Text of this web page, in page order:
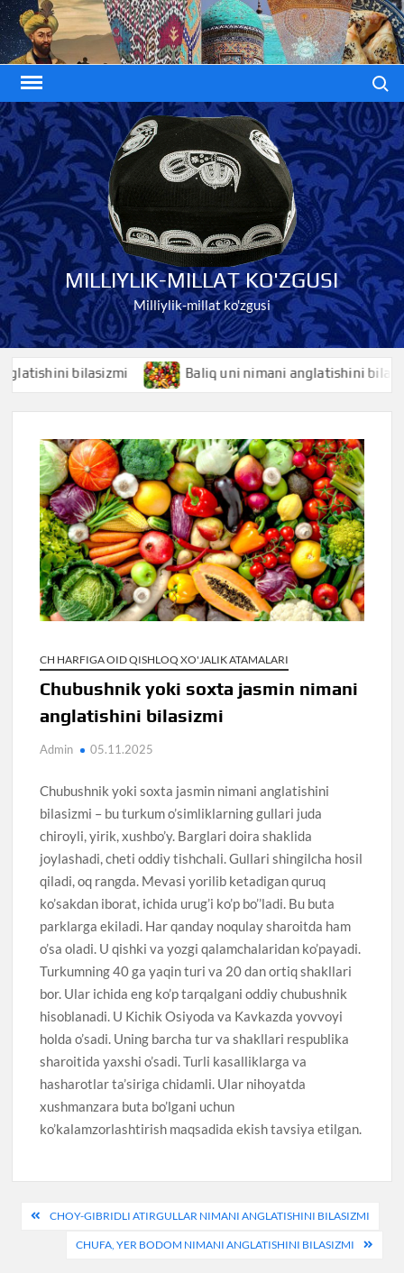
Skip
to
content
MILLIYLIK-MILLAT KO'ZGUSI
Milliylik-millat ko'zgusi
bilasizmi Baliq uni nimani anglatishini bilasizmi
CH HARFIGA OID QISHLOQ XO'JALIK ATAMALARI
Chubushnik yoki soxta jasmin nimani
anglatishini bilasizmi
Admin 05.11.2025
Chubushnik yoki soxta jasmin nimani anglatishini
bilasizmi – bu turkum o’simliklarning gullari juda
chiroyli, yirik, xushbo’y. Barglari doira shaklida
joylashadi, cheti oddiy tishchali. Gullari shingilcha hosil
qiladi, oq rangda. Mevasi yorilib ketadigan quruq
ko’sakdan iborat, ichida urug’i ko’p bo’’ladi. Bu buta
parklarga ekiladi. Har qanday noqulay sharoitda ham
o’sa oladi. U qishki va yozgi qalamchalaridan ko’payadi.
Turkumning 40 ga yaqin turi va 20 dan ortiq shakllari
bor. Ular ichida eng ko’p tarqalgani oddiy chubushnik
hisoblanadi. U Kichik Osiyoda va Kavkazda yovvoyi
holda o’sadi. Uning barcha tur va shakllari respublika
sharoitida yaxshi o’sadi. Turli kasalliklarga va
hasharotlar ta’siriga chidamli. Ular nihoyatda
xushmanzara buta bo’lgani uchun
ko’kalamzorlashtirish maqsadida ekish tavsiya etilgan.
Post
menyusi
CHOY-GIBRIDLI ATIRGULLAR NIMANI ANGLATISHINI BILASIZMI
CHUFA, YER BODOM NIMANI ANGLATISHINI BILASIZMI